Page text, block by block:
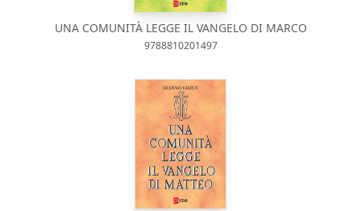
UNA COMUNITÀ LEGGE IL VANGELO DI MARCO
9788810201497